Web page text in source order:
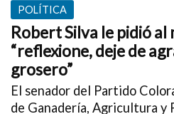
POLÍTICA
Robert Silva le pidió
“reflexione, deje de
grosero”
El senador del Partido
de Ganadería, Agricultura y